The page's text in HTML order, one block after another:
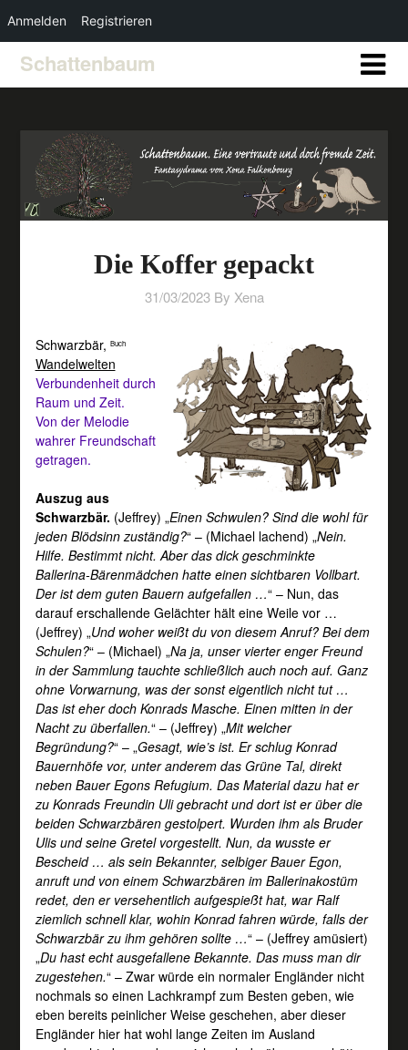
Schattenbaum
Die Koffer gepackt
31/03/2023 By Xena
Schwarzbär, Buch
Wandelwelten
Verbundenheit durch
Raum und Zeit.
Von der Melodie
wahrer Freundschaft
getragen.
Auszug aus
Schwarzbär. (Jeffrey) „Einen Schwulen? Sind die wohl für
jeden Blödsinn zuständig?“ – (Michael lachend) „Nein.
Hilfe. Bestimmt nicht. Aber das dick geschminkte
Ballerina-Bärenmädchen hatte einen sichtbaren Vollbart.
Der ist dem guten Bauern aufgefallen …“ – Nun, das
darauf erschallende Gelächter hält eine Weile vor …
(Jeffrey) „Und woher weißt du von diesem Anruf? Bei dem
Schulen?“ – (Michael) „Na ja, unser vierter enger Freund
in der Sammlung tauchte schließlich auch noch auf. Ganz
ohne Vorwarnung, was der sonst eigentlich nicht tut …
Das ist eher doch Konrads Masche. Einen mitten in der
Nacht zu überfallen.“ – (Jeffrey) „Mit welcher
Begründung?“ – „Gesagt, wie’s ist. Er schlug Konrad
Bauernhöfe vor, unter anderem das Grüne Tal, direkt
neben Bauer Egons Refugium. Das Material dazu hat er
zu Konrads Freundin Uli gebracht und dort ist er über die
beiden Schwarzbären gestolpert. Wurden ihm als Bruder
Ulis und seine Gretel vorgestellt. Nun, da wusste er
Bescheid … als sein Bekannter, selbiger Bauer Egon,
anruft und von einem Schwarzbären im Ballerinakostüm
redet, den er versehentlich aufgespießt hat, war Ralf
ziemlich schnell klar, wohin Konrad fahren würde, falls der
Schwarzbär zu ihm gehören sollte …“ – (Jeffrey amüsiert)
„Du hast echt ausgefallene Bekannte. Das muss man dir
zugestehen.“ – Zwar würde ein normaler Engländer nicht
nochmals so einen Lachkrampf zum Besten geben, wie
eben bereits peinlicher Weise geschehen, aber dieser
Engländer hier hat wohl lange Zeiten im Ausland
Anmelden Registrieren